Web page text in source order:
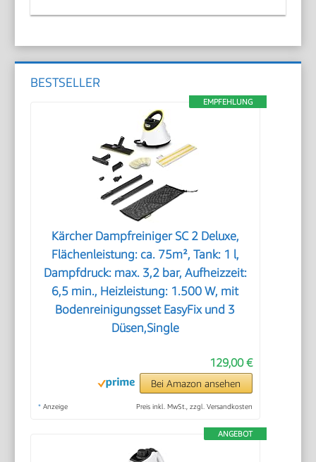
BESTSELLER
EMPFEHLUNG
Kärcher Dampfreiniger SC 2 Deluxe,
Flächenleistung: ca. 75m², Tank: 1 l,
Dampfdruck: max. 3,2 bar, Aufheizzeit:
6,5 min., Heizleistung: 1.500 W, mit
Bodenreinigungsset EasyFix und 3
Düsen,Single
129,00 €
Bei Amazon ansehen
* Anzeige Preis inkl. MwSt., zzgl. Versandkosten
ANGEBOT